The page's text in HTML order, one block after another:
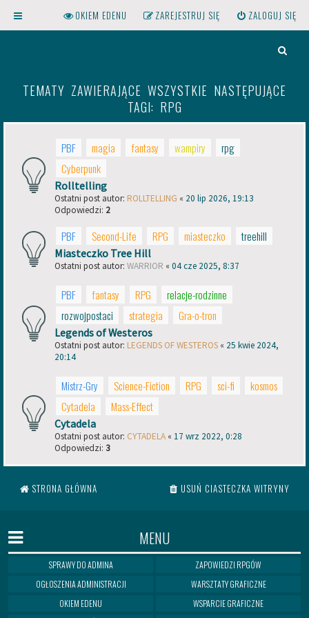
Kliknij na gwint powyższej
żarówki, aby otworzyć menu!
ZALOGUJ SIĘ
ZAREJESTRUJ SIĘ
OKIEM EDENU
TEMATY ZAWIERAJĄCE WSZYSTKIE NASTĘPUJĄCE
TAGI: RPG
PBF magia fantasy wampiry
rpg
Cyberpunk
Rolltelling
Ostatni post autor: ROLLTELLING « 20 lip 2026, 19:13
Odpowiedzi: 2
PBF Second-Life RPG miasteczko treehill
Miasteczko Tree Hill
Ostatni post autor: WARRIOR « 04 cze 2025, 8:37
PBF fantasy RPG
relacje-rodzinne
rozwojpostaci
strategia Gra-o-tron
Legends of Westeros
Ostatni post autor: LEGENDS OF WESTEROS « 25 kwie 2024,
20:14
Mistrz-Gry Science-Fiction RPG sci-fi
kosmos
Cytadela
Mass-Effect
Cytadela
Ostatni post autor: CYTADELA « 17 wrz 2022, 0:28
Odpowiedzi: 3
STRONA GŁÓWNA USUŃ CIASTECZKA WITRYNY
MENU
SPRAWY DO ADMINA
OGŁOSZENIA ADMINISTRACJI
OKIEM EDENU
ZAPOWIEDZI RPGÓW
WARSZTATY GRAFICZNE
WSPARCIE GRAFICZNE